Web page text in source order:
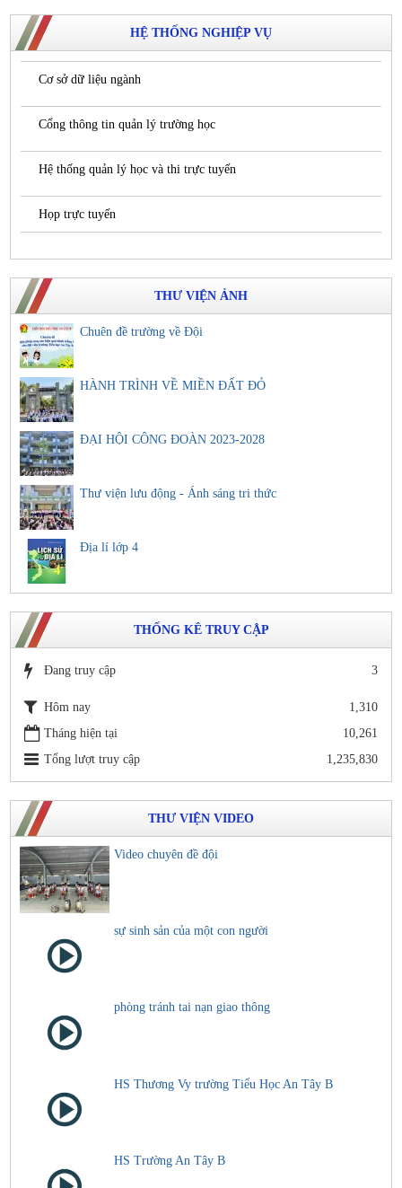
HỆ THỐNG NGHIỆP VỤ
Cơ sở dữ liệu ngành
Cổng thông tin quản lý trường học
Hệ thống quản lý học và thi trực tuyến
Họp trực tuyến
THƯ VIỆN ẢNH
Chuên đề trường về Đội
HÀNH TRÌNH VỀ MIỀN ĐẤT ĐỎ
ĐẠI HỘI CÔNG ĐOÀN 2023-2028
Thư viện lưu động - Ánh sáng tri thức
Địa lí lớp 4
THỐNG KÊ TRUY CẬP
Đang truy cập 3
Hôm nay
1,310
Tháng hiện tại
10,261
Tổng lượt truy cập
1,235,830
THƯ VIỆN VIDEO
Video chuyên đề đội
sự sinh sản của một con người
phòng tránh tai nạn giao thông
HS Thương Vy trường Tiểu Học An Tây B
HS Trường An Tây B